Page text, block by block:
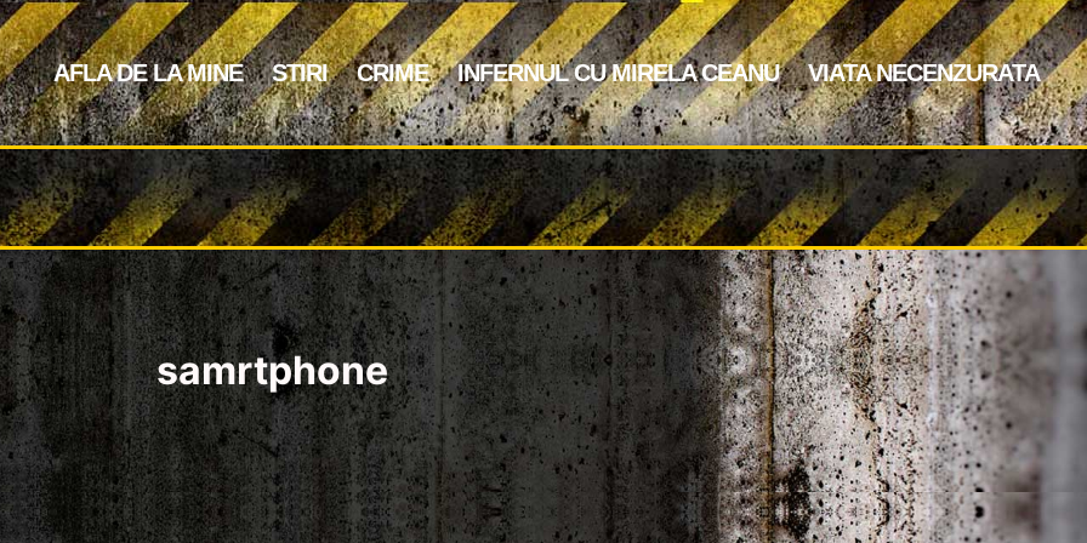
AFLA DE LA MINE STIRI CRIME INFERNUL CU MIRELA CEANU VIATA NECENZURATA
samrtphone